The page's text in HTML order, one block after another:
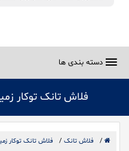
دسته بندی ها
فلاش تانک توکار
/ فلاش تانک / فلاش تانک توکار